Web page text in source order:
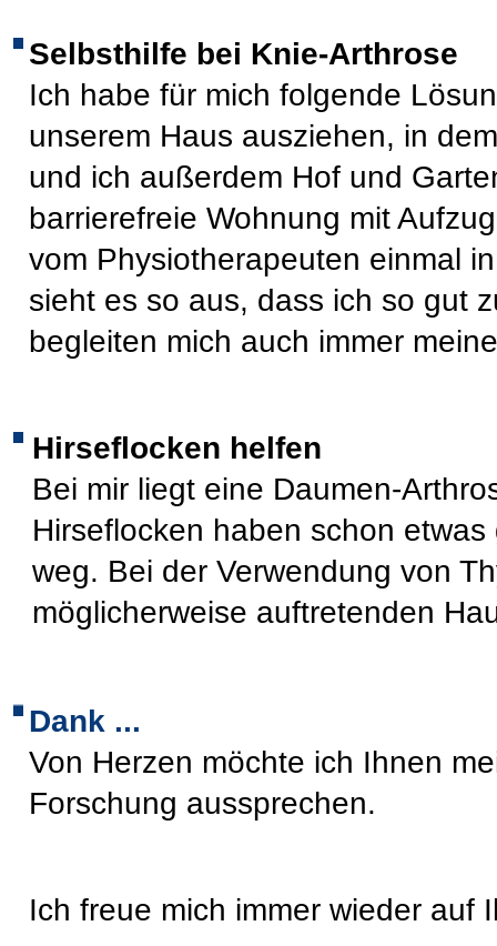
Selbsthilfe bei Knie-Arthrose
Ich habe für mich folgende
unserem Haus ausziehen, in
und ich außerdem Hof und
barrierefreie Wohnung mit
vom Physiotherapeuten einmal
sieht es so aus, dass ich so gut
begleiten mich auch immer
Hirseflocken helfen
Bei mir liegt eine Daumen-
Hirseflocken haben schon
weg. Bei der Verwendung von
möglicherweise auftretenden
Dank ...
Von Herzen möchte ich Ihnen
Forschung aussprechen.
Ich freue mich immer wieder auf